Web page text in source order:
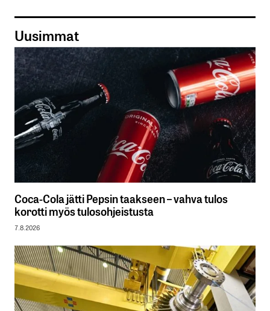
Uusimmat
Coca-Cola jätti Pepsin taakseen – vahva tulos
korotti myös tulosohjeistusta
7.8.2026